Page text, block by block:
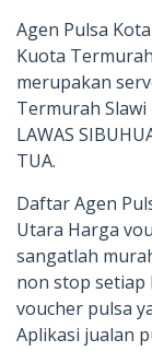
Agen Pulsa
Kuota Termurah
merupakan
Termurah Slawi
LAWAS
TUA.
Daftar Agen
Utara Harga
sangatlah
non stop setiap
voucher pulsa
Aplikasi jualan